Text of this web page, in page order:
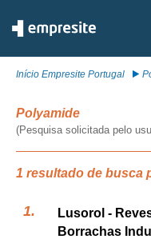
Início Empresite Portugal
Polyamide
(Pesquisa solicitada pelo
1 resultado de busca
Lusorol -
Borrachas